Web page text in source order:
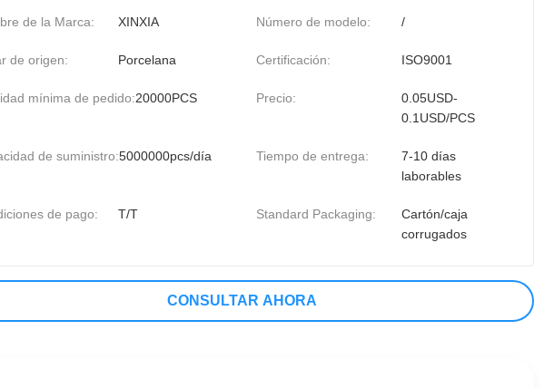
de la Marca: XINXIA Número de modelo: /
de origen: Porcelana Certificación: ISO9001
mínima de pedido:20000PCS Precio:
0.05USD-
0.1USD/PCS
de suministro:5000000pcs/día Tiempo de entrega:
7-10 días
laborables
de pago: T/T Standard Packaging:
Cartón/caja
corrugados
CONSULTAR AHORA